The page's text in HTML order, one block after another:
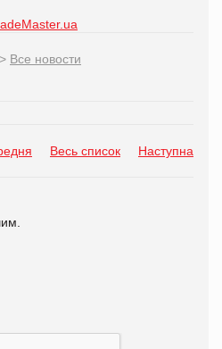
> Все новости
Весь список Наступна